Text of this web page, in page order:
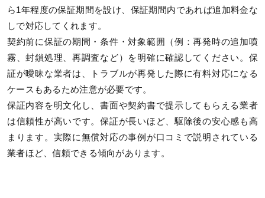
ら1年程度の保証期間を設け、保証期間内であれば追加料金な
しで対応してくれます。
契約前に保証の期間・条件・対象範囲（例：再発時の追加噴
霧、封鎖処理、再調査など）を明確に確認してください。保
証が曖昧な業者は、トラブルが再発した際に有料対応になる
ケースもあるため注意が必要です。
保証内容を明文化し、書面や契約書で提示してもらえる業者
は信頼性が高いです。保証が長いほど、駆除後の安心感も高
まります。実際に無償対応の事例が口コミで説明されている
業者ほど、信頼できる傾向があります。